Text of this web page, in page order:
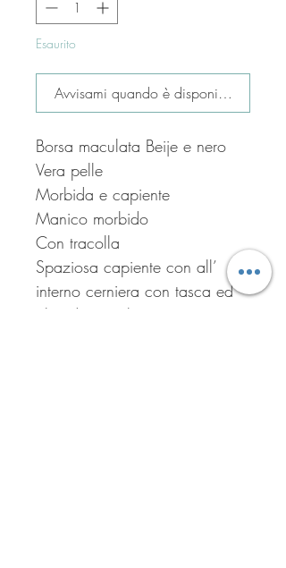
Esaurito
Avvisami quando è disponibile
Borsa maculata Beije e nero
Vera pelle
Morbida e capiente
Manico morbido
Con tracolla
Spaziosa capiente con all’
interno cerniera con tasca ed
altre due taschine porta tutto